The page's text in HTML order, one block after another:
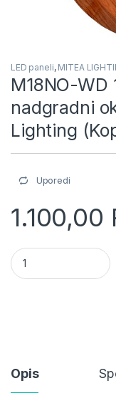
LED paneli, MITEA
M18NO-
nadgradni
Lighting
Uporedi
1.100,00
M18NO-WD 18W
Opis